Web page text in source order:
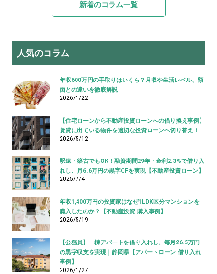
新着のコラム一覧
人気のコラム
年収600万円の手取りはいくら？月収や生活レベル、額
面との違いを徹底解説
2026/1/22
【住宅ローンから不動産投資ローンへの借り換え事例】
賃貸に出ている物件を適切な投資ローンへ切り替え！
2026/5/12
駅遠・築古でもOK！融資期間29年・金利2.3%で借り入
れし、月6.6万円の黒字CFを実現【不動産投資ローン】
2025/7/4
年収1,400万円の投資家はなぜ1LDK区分マンションを
購入したのか？【不動産投資 購入事例】
2026/5/19
【公務員】一棟アパートを借り入れし、毎月26.5万円
の黒字収支を実現｜静岡県【アパートローン 借り入れ
事例】
2026/1/27